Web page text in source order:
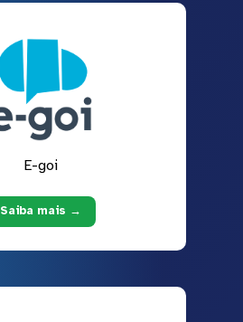
E-goi
Saiba mais →